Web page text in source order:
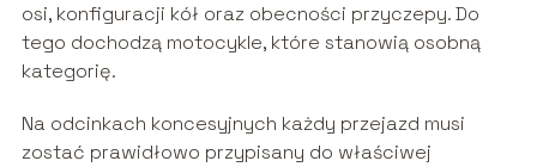
osi, konfiguracji kół oraz obecności przyczepy. Do
tego dochodzą motocykle, które stanowią osobną
kategorię.
Na odcinkach koncesyjnych każdy przejazd musi
zostać prawidłowo przypisany do właściwej